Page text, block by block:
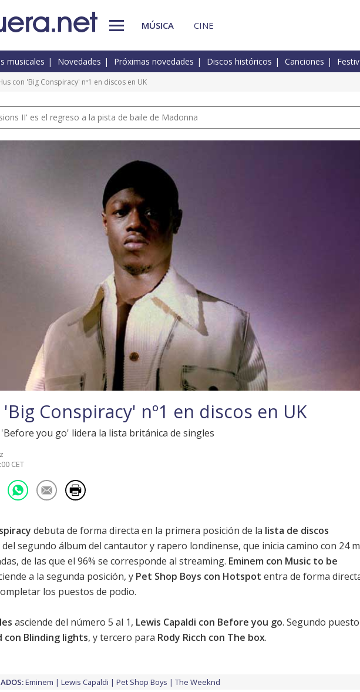
MÚSICA CINE
musicales Novedades Próximas novedades Discos históricos Canciones
con 'Big Conspiracy' nº1 en discos en UK
II' es el regreso a la pista de baile de Madonna
'Big Conspiracy' nº1 en discos en UK
'Before you go' lidera la lista británica de singles
CET
debuta de forma directa en la primera posición de la lista de discos
segundo álbum del cantautor y rapero londinense, que inicia camino con 24
de las que el 96% se corresponde al streaming. Eminem con Music to be
a la segunda posición, y Pet Shop Boys con Hotspot entra de forma
los puestos de podio.
asciende del número 5 al 1, Lewis Capaldi con Before you go. Segundo puesto
con Blinding lights, y tercero para Rody Ricch con The box.
Eminem Lewis Capaldi Pet Shop Boys The Weeknd